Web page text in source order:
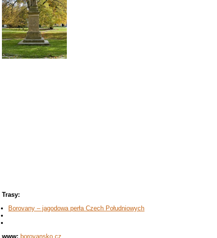
Trasy:
Borovany – jagodowa perła Czech Południowych
www: borovansko.cz